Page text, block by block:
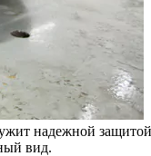
надежной
вид.